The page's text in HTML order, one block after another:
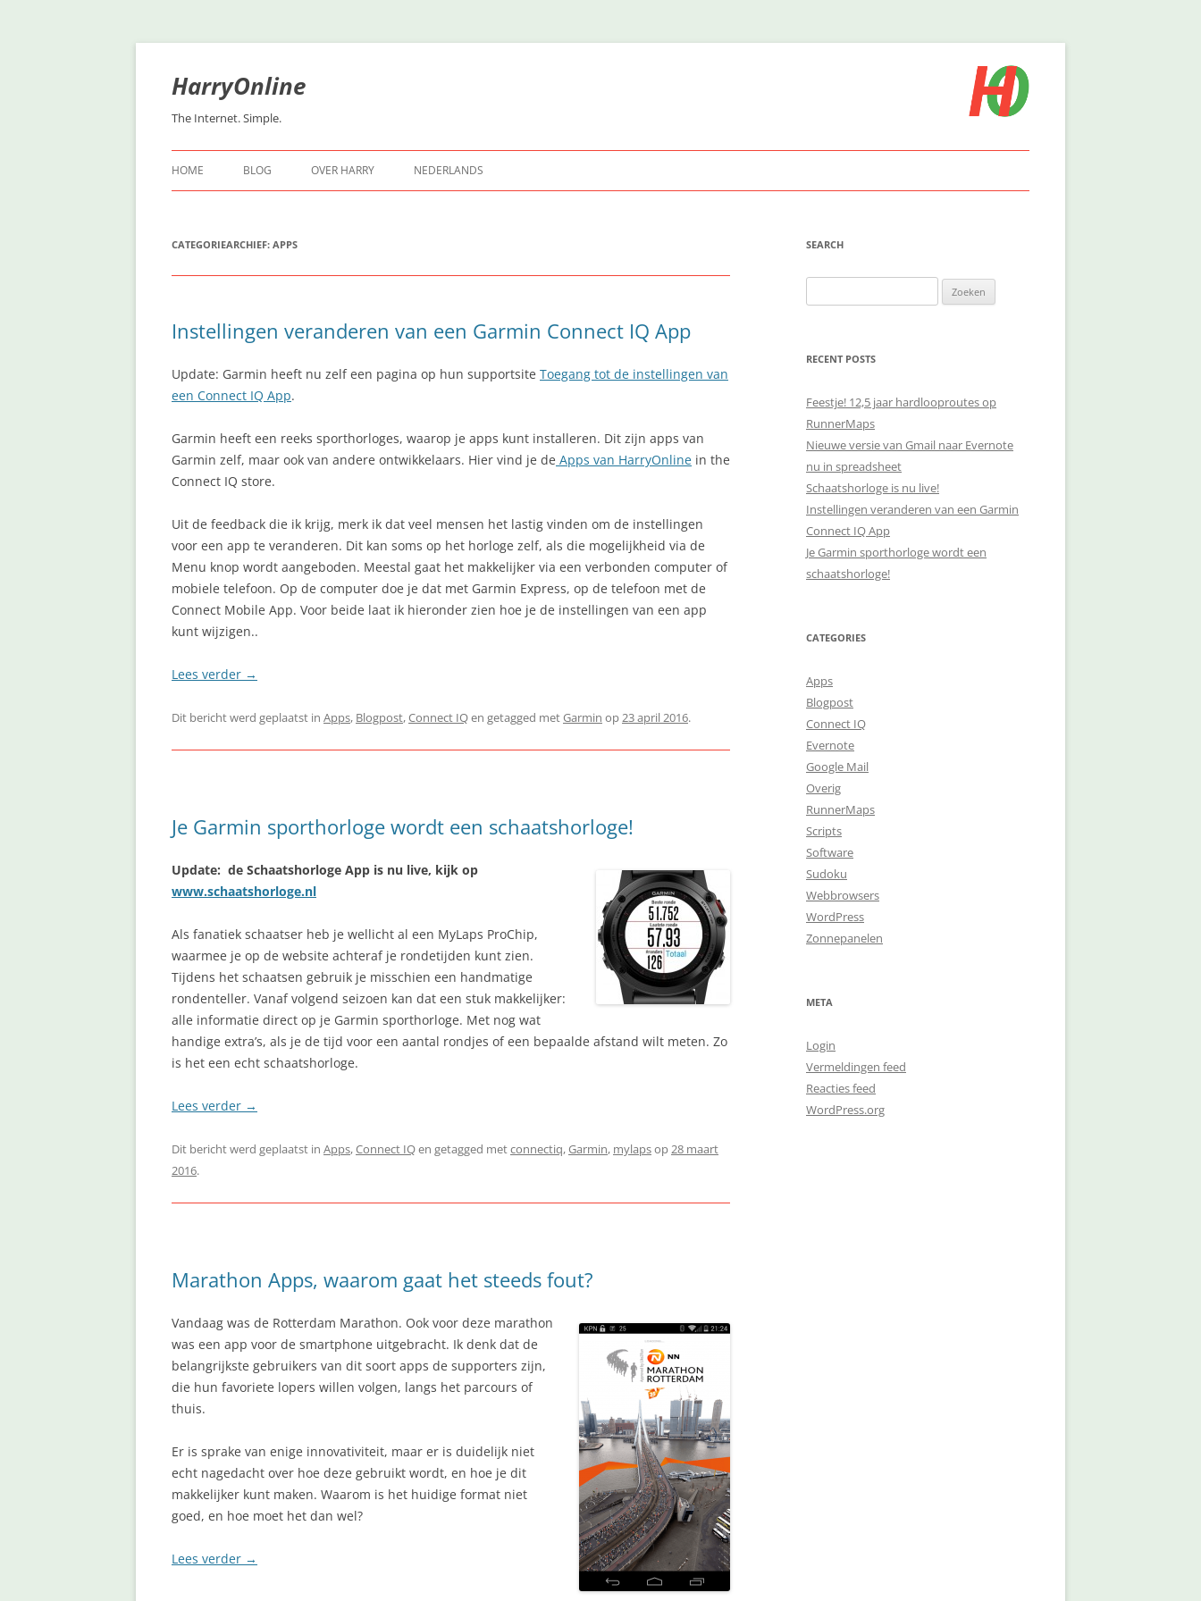
Ga
inhoud
HarryOnline
The Internet. Simple.
HOME BLOG OVER HARRY NEDERLANDS
CATEGORIEARCHIEF: APPS
Instellingen veranderen van een Garmin Connect IQ App
Update: Garmin heeft nu zelf een pagina op hun supportsite Toegang tot de instellingen van
een Connect IQ App.
Garmin heeft een reeks sporthorloges, waarop je apps kunt installeren. Dit zijn apps van
Garmin zelf, maar ook van andere ontwikkelaars. Hier vind je de Apps van HarryOnline in the
Connect IQ store.
Uit de feedback die ik krijg, merk ik dat veel mensen het lastig vinden om de instellingen
voor een app te veranderen. Dit kan soms op het horloge zelf, als die mogelijkheid via de
Menu knop wordt aangeboden. Meestal gaat het makkelijker via een verbonden computer of
mobiele telefoon. Op de computer doe je dat met Garmin Express, op de telefoon met de
Connect Mobile App. Voor beide laat ik hieronder zien hoe je de instellingen van een app
kunt wijzigen..
Lees verder →
Dit bericht werd geplaatst in Apps, Blogpost,Connect IQen getagged metGarmin op23 april 2016.
Je Garmin sporthorloge wordt een schaatshorloge!
Update: de Schaatshorloge App is nu live, kijk op
www.schaatshorloge.nl
Als fanatiek schaatser heb je wellicht al een MyLaps ProChip,
waarmee je op de website achteraf je rondetijden kunt zien.
Tijdens het schaatsen gebruik je misschien een handmatige
rondenteller. Vanaf volgend seizoen kan dat een stuk makkelijker:
alle informatie direct op je Garmin sporthorloge. Met nog wat
handige extra’s, als je de tijd voor een aantal rondjes of een bepaalde afstand wilt meten. Zo
is het een echt schaatshorloge.
Lees verder →
Dit bericht werd geplaatst in Apps,Connect IQen getagged metconnectiq,Garmin, mylapsop28 maart
2016.
Marathon Apps, waarom gaat het steeds fout?
Vandaag was de Rotterdam Marathon. Ook voor deze marathon
was een app voor de smartphone uitgebracht. Ik denk dat de
belangrijkste gebruikers van dit soort apps de supporters zijn,
die hun favoriete lopers willen volgen, langs het parcours of
thuis.
Er is sprake van enige innovativiteit, maar er is duidelijk niet
echt nagedacht over hoe deze gebruikt wordt, en hoe je dit
makkelijker kunt maken. Waarom is het huidige format niet
goed, en hoe moet het dan wel?
Lees verder →
SEARCH
naar:
RECENT POSTS
Feestje! 12,5 jaar hardlooproutes op
RunnerMaps
Nieuwe versie van Gmail naar Evernote
nu in spreadsheet
Schaatshorloge is nu live!
Instellingen veranderen van een Garmin
Connect IQ App
Je Garmin sporthorloge wordt een
schaatshorloge!
CATEGORIES
Apps
Blogpost
Connect IQ
Evernote
Google Mail
Overig
RunnerMaps
Scripts
Software
Sudoku
Webbrowsers
WordPress
Zonnepanelen
META
Login
Vermeldingen feed
Reacties feed
WordPress.org